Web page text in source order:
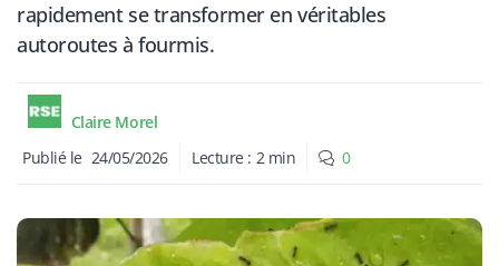
rapidement se transformer en véritables
autoroutes à fourmis.
Claire Morel
Publié le 24/05/2026 Lecture : 2 min 0